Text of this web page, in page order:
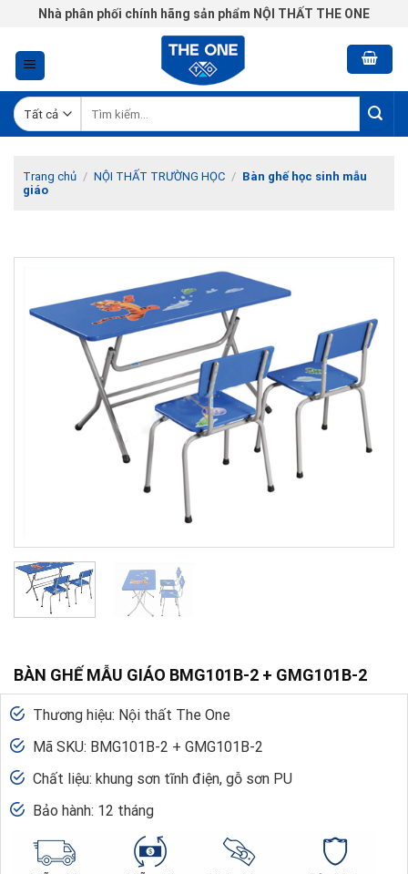
Chuyển
nội
dung
Nhà phân phối chính hãng sản phẩm NỘI THẤT THE ONE
kiếm:
Trang chủ / NỘI THẤT TRƯỜNG HỌC / Bàn ghế học sinh mẫu
giáo
BÀN GHẾ MẪU GIÁO BMG101B-2 + GMG101B-2
Thương hiệu: Nội thất The One
Mã SKU: BMG101B-2 + GMG101B-2
Chất liệu: khung sơn tĩnh điện, gỗ sơn PU
Bảo hành: 12 tháng